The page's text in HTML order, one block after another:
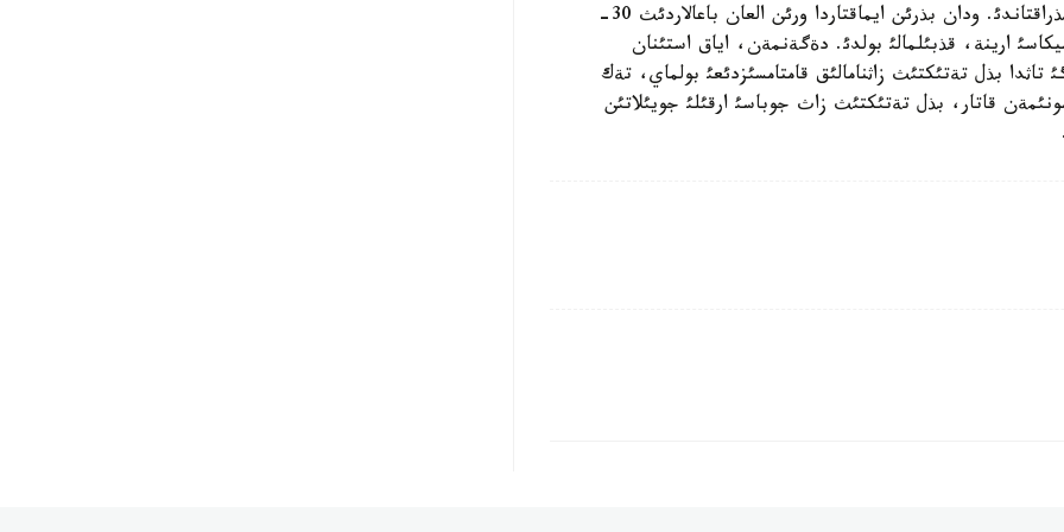
تذرلةرئن رةسپؤبليكا ايماقتارئنا جةتكئزؤ ءبئرشاما تذراقتاندئ. ودان بذرئن ايماقتاردا ورئن العان باعالاردئث 30-
ارينة، قذبئلمالئ بولدئ. دةگةنمةن، اياق استئنان
بذل تةتئكتئث زاثنامالئق قامتامسئزدئعئ بولماي، تةك
قاتار، بذل تةتئكتئث زاث جوباسئ ارقئلئ جويئلاتئن